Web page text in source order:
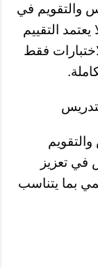
والتقويم في
التقييم
فقط
في تعزيز
بما يتناسب